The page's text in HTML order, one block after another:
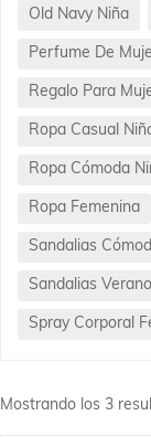
Old Navy Niña
Perfume De
Regalo Para
Ropa Casual
Ropa Cómoda
Ropa Femenina
Sandalias
Sandalias Verano
Spray Corporal
Mostrando los 3